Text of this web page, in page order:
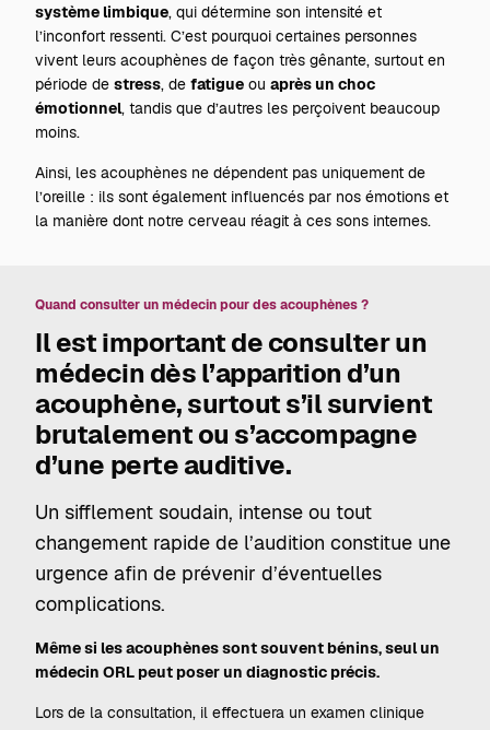
système limbique, qui détermine son intensité et
l’inconfort ressenti. C’est pourquoi certaines personnes
vivent leurs acouphènes de façon très gênante, surtout en
période destress, defatigue ouaprès un choc
émotionnel, tandis que d’autres les perçoivent beaucoup
moins.
Ainsi, les acouphènes ne dépendent pas uniquement de
l’oreille : ils sont également influencés par nos émotions et
la manière dont notre cerveau réagit à ces sons internes.
Quand consulter un médecin pour des acouphènes ?
Il est important de consulter un
médecin dès l’apparition d’un
acouphène, surtout s’il survient
brutalement ou s’accompagne
d’une perte auditive.
Un sifflement soudain, intense ou tout
changement rapide de l’audition constitue une
urgence afin de prévenir d’éventuelles
complications.
Même si les acouphènes sont souvent bénins, seul un
médecin ORL peut poser un diagnostic précis.
Lors de la consultation, il effectuera un examen clinique